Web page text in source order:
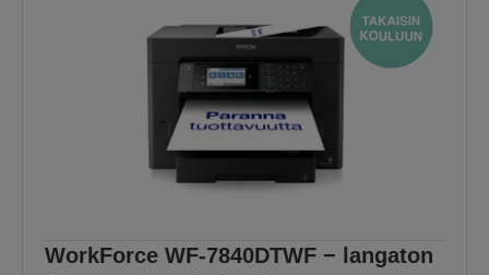
WorkForce WF-7840DTWF − langaton